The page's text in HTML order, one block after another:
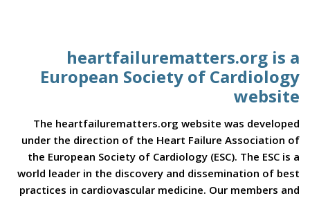
heartfailurematters.org is a
European Society of Cardiology
website
The heartfailurematters.org website was developed
under the direction of the Heart Failure Association of
the European Society of Cardiology (ESC). The ESC is a
world leader in the discovery and dissemination of best
practices in cardiovascular medicine. Our members and